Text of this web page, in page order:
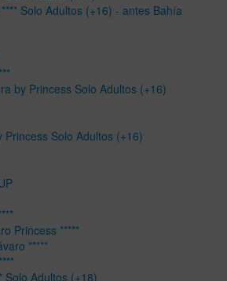
Solo Adultos (+16) - antes Bahía
by Princess Solo Adultos (+16)
Solo Adultos (+16)
Princess *****
*****
Solo Adultos (+18)